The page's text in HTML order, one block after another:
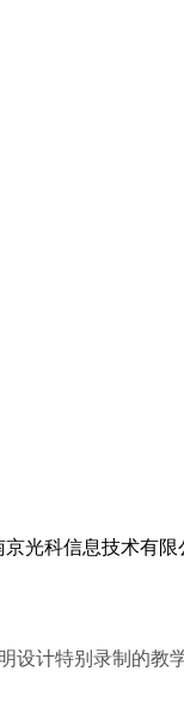
光科信息技术有
设计特别录制的教学